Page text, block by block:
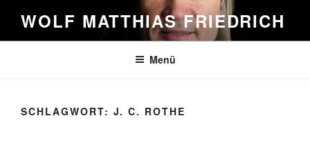
Inhalt
springen
WOLF MATTHIAS FRIEDRICH
Menü
SCHLAGWORT: J. C. ROTHE